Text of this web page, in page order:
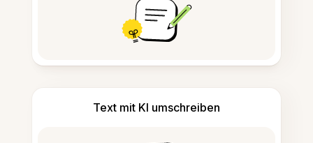
Text mit KI umschreiben